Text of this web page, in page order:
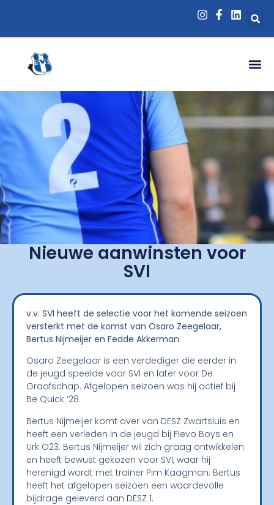
Nieuwe aanwinsten voor
SVI
v.v. SVI heeft de selectie voor het komende seizoen
versterkt met de komst van Osaro Zeegelaar,
Bertus Nijmeijer en Fedde Akkerman.
Osaro Zeegelaar is een verdediger die eerder in
de jeugd speelde voor SVI en later voor De
Graafschap. Afgelopen seizoen was hij actief bij
Be Quick ’28.
Bertus Nijmeijer komt over van DESZ Zwartsluis en
heeft een verleden in de jeugd bij Flevo Boys en
Urk O23. Bertus Nijmeijer wil zich graag ontwikkelen
en heeft bewust gekozen voor SVI, waar hij
herenigd wordt met trainer Pim Kaagman. Bertus
heeft het afgelopen seizoen een waardevolle
bijdrage geleverd aan DESZ 1.